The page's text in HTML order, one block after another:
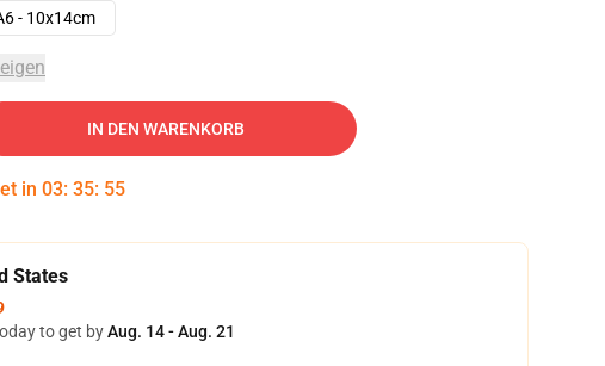
- 10x14cm
IN DEN WARENKORB
in 03: 35: 54
States
to get byAug. 14 - Aug. 21